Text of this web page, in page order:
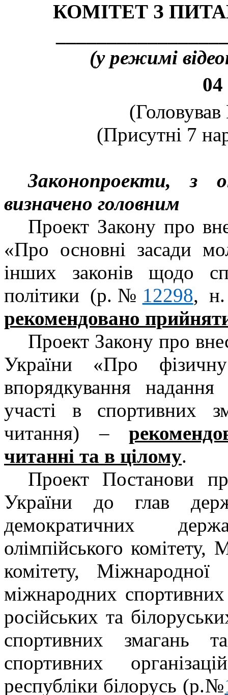
КОМІТЕТ З
(у режимі
04
(Присутні 7
Законопроекти, з
визначено головним
Проект Закону про
«Про основні засади
інших законів щодо
політики (р.№ 12298,
рекомендовано
Проект Закону про
України «Про
впорядкування
участі в спортивних
читання) –
читанні та в цілому.
Проект Постанови
України до глав
демократичних
олімпійського комітету,
комітету, Міжнародної
міжнародних
російських та
спортивних змагань
спортивних
республіки білорусь (р.№